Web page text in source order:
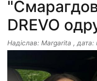
DREVO
Надіслав: Margarita , дата: